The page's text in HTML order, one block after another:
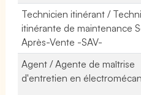
Technicien itinérant /
itinérante de maintenance
Après-Vente -SAV-
Agent / Agente de maîtrise
d'entretien en